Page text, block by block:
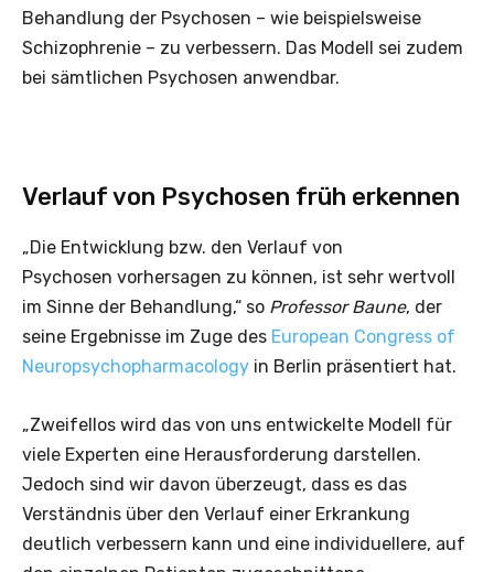
Behandlung der Psychosen – wie beispielsweise
Schizophrenie – zu verbessern. Das Modell sei zudem
bei sämtlichen Psychosen anwendbar.
Verlauf von Psychosen früh erkennen
„Die Entwicklung bzw. den Verlauf von
Psychosen vorhersagen zu können, ist sehr wertvoll
im Sinne der Behandlung,“ so Professor Baune, der
seine Ergebnisse im Zuge des European Congress of
Neuropsychopharmacology in Berlin präsentiert hat.
„Zweifellos wird das von uns entwickelte Modell für
viele Experten eine Herausforderung darstellen.
Jedoch sind wir davon überzeugt, dass es das
Verständnis über den Verlauf einer Erkrankung
deutlich verbessern kann und eine individuellere, auf